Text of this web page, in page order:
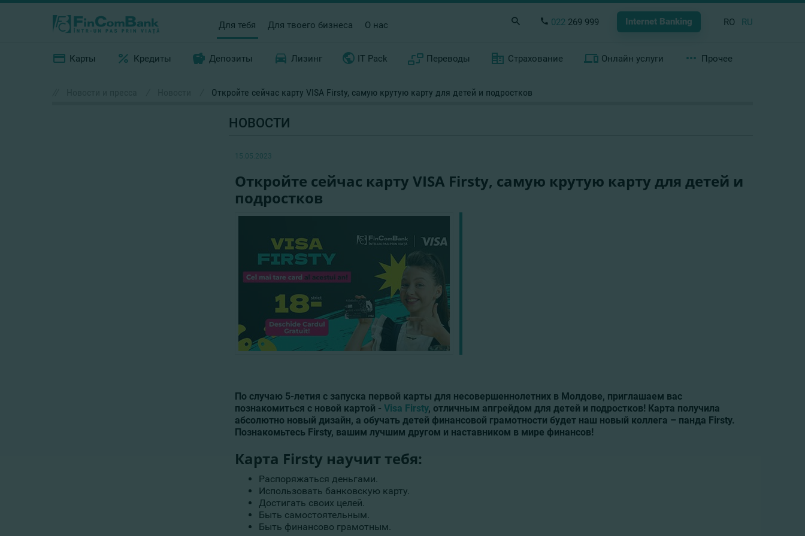
Для тебя Для твоего бизнеса О нас 022 269 999 Internet Banking RO RU
Карты Кредиты Депозиты Лизинг IT Pack Переводы Страхование Онлайн услуги Прочее
Откройте сейчас карту VISA Firsty, самую крутую карту для детей и подростков
НОВОСТИ
15.05.2023
Откройте сейчас карту VISA Firsty, самую крутую карту для детей и
подростков
По случаю 5-летия с запуска первой карты для несовершеннолетних в Молдове, приглашаем вас
познакомиться с новой картой - Visa Firsty, отличным апгрейдом для детей и подростков! Карта получила
абсолютно новый дизайн, а обучать детей финансовой грамотности будет наш новый коллега – панда Firsty.
Познакомьтесь Firsty, вашим лучшим другом и наставником в мире финансов!
Карта Firsty научит тебя:
Распоряжаться деньгами.
Использовать банковскую карту.
Достигать своих целей.
Быть самостоятельным.
Быть финансово грамотным.